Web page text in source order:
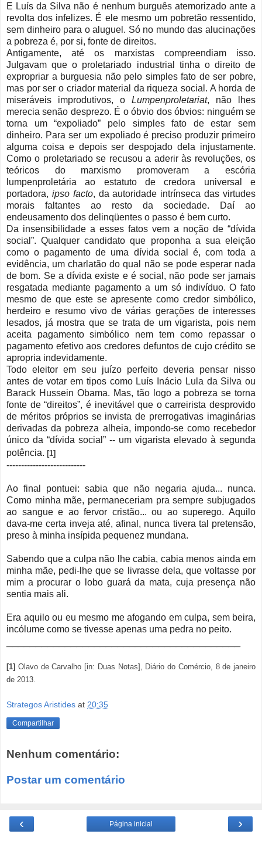
E Luís da Silva não é nenhum burguês atemorizado ante a
revolta dos infelizes. É ele mesmo um pobretão ressentido,
sem dinheiro para o aluguel. Só no mundo das alucinações
a pobreza é, por si, fonte de direitos.
Antigamente, até os marxistas compreendiam isso.
Julgavam que o proletariado industrial tinha o direito de
expropriar a burguesia não pelo simples fato de ser pobre,
mas por ser o criador material da riqueza social. A horda de
miseráveis improdutivos, o Lumpenproletariat, não lhes
merecia senão desprezo. É o óbvio dos óbvios: ninguém se
torna um “expoliado” pelo simples fato de estar sem
dinheiro. Para ser um expoliado é preciso produzir primeiro
alguma coisa e depois ser despojado dela injustamente.
Como o proletariado se recusou a aderir às revoluções, os
teóricos do marxismo promoveram a escória
lumpenproletária ao estatuto de credora universal e
portadora, ipso facto, da autoridade intrínseca das virtudes
morais faltantes ao resto da sociedade. Daí ao
endeusamento dos delinqüentes o passo é bem curto.
Da insensibilidade a esses fatos vem a noção de “dívida
social”. Qualquer candidato que proponha a sua eleição
como o pagamento de uma dívida social é, com toda a
evidência, um charlatão do qual não se pode esperar nada
de bom. Se a dívida existe e é social, não pode ser jamais
resgatada mediante pagamento a um só indivíduo. O fato
mesmo de que este se apresente como credor simbólico,
herdeiro e resumo vivo de várias gerações de interesses
lesados, já mostra que se trata de um vigarista, pois nem
aceita pagamento simbólico nem tem como repassar o
pagamento efetivo aos credores defuntos de cujo crédito se
apropria indevidamente.
Todo eleitor em seu juízo perfeito deveria pensar nisso
antes de votar em tipos como Luís Inácio Lula da Silva ou
Barack Hussein Obama. Mas, tão logo a pobreza se torna
fonte de “direitos”, é inevitável que o carreirista desprovido
de méritos próprios se invista de prerrogativas imaginárias
derivadas da pobreza alheia, impondo-se como recebedor
único da “dívida social” -- um vigarista elevado à segunda
potência. [1]
---------------------------
Ao final pontuei: sabia que não negaria ajuda... nunca.
Como minha mãe, permaneceriam pra sempre subjugados
ao sangue e ao fervor cristão... ou ao superego. Aquilo
dava-me certa inveja até, afinal, nunca tivera tal pretensão,
preso à minha insípida pequenez mundana.
Sabendo que a culpa não lhe cabia, cabia menos ainda em
minha mãe, pedi-lhe que se livrasse dela, que voltasse por
mim a procurar o lobo guará da mata, cuja presença não
sentia mais ali.
Era aquilo ou eu mesmo me afogando em culpa, sem beira,
incólume como se tivesse apenas uma pedra no peito.
[1] Olavo de Carvalho [in: Duas Notas], Diário do Comércio, 8 de janeiro
de 2013.
Strategos Aristides at 20:35
Compartilhar
Nenhum comentário:
Postar um comentário
‹ ›
Página inicial